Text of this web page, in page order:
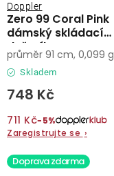
Zero 99 Coral Pink
dámský skládací
deštník
Doppler
Skladem
748 Kč
711 Kč−5%
Zaregistrujte se ›
průměr 91 cm, 0,099 g
Doprava zdarma